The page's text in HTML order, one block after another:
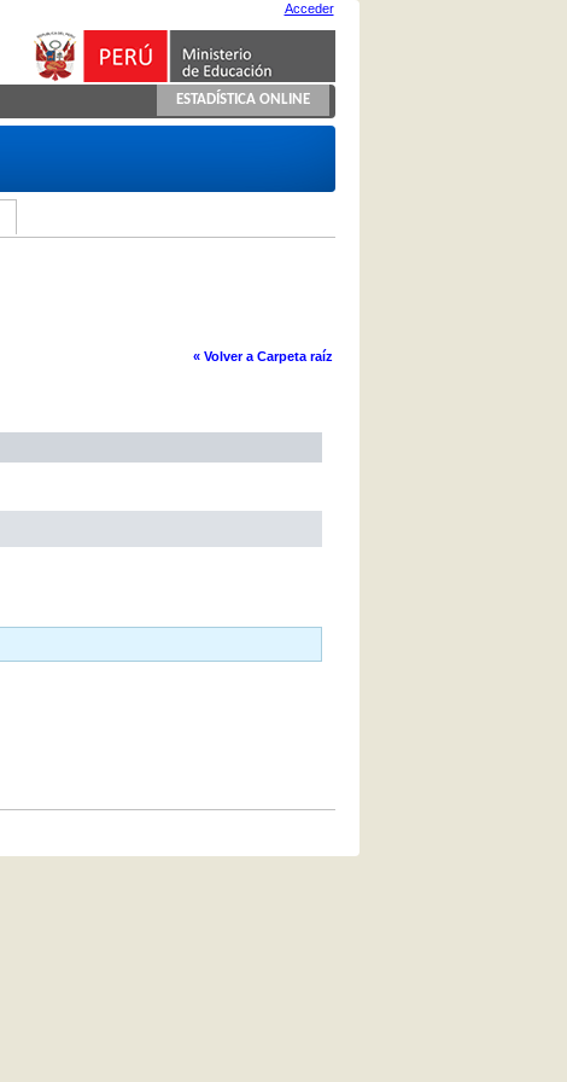
Acceder
ESTADÍSTICA ONLINE
« Volver a Carpeta raíz